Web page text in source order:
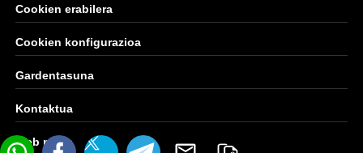
Cookien erabilera
Cookien konfigurazioa
Gardentasuna
Kontaktua
Web mapa